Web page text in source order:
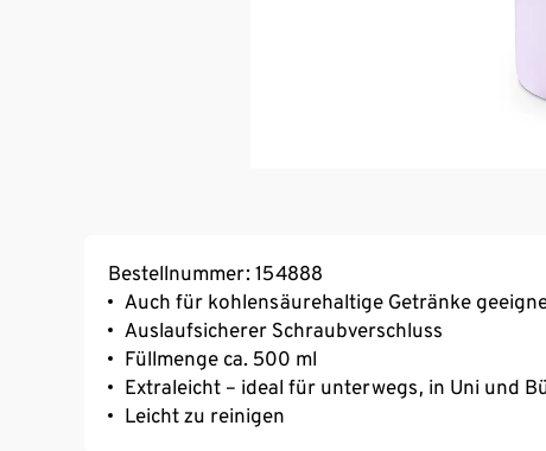
Bestellnummer: 154888
Auch für kohlensäurehaltige Getränke
Auslaufsicherer Schraubverschluss
Füllmenge ca. 500 ml
Extraleicht – ideal für unterwegs, in Uni und
Leicht zu reinigen